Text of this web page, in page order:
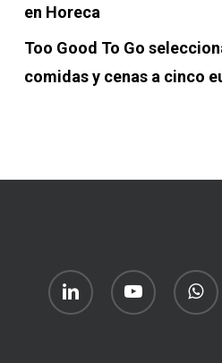
en Horeca
Too Good To Go
comidas y cenas a cinco
linkedin youtube whatsapp